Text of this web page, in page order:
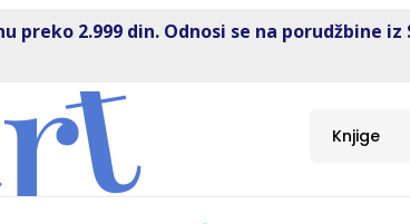
preko 2.999 din. Odnosi se na porudžbine
Knjige